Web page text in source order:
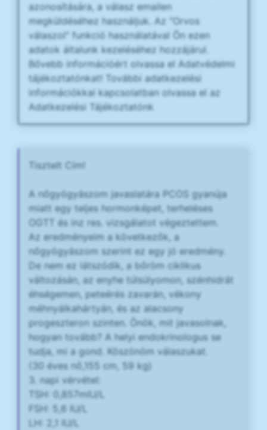
azonosítására, a válasz emailen
megküldéséhez használjuk. Az "Orvos
válaszol" funkció használatával Ön ezen
adatok általunk kezeléséhez hozzájárul.
Bővebb információért olvassa el Adatvédelmi
tájékoztatónkat! További adatkezelési
információkkal kapcsolatban olvassa el az
Adatkezelési Tájékoztatónk
Tisztelt Cím!
A nőgyógyászom javaslatára PCOS gyanúja
miatt egy teljes hormonképet, terheléses
OGTT és inz res. vizsgálatot végeztettem.
Az eredményeim a következők, a
nőgyógyászom szerint ez egy jó eredmény.
De nem ez látszódik, a bőröm ciklikus
változásán, az enyhe túlsúlyomon, szénhidrát
éhségemen, peteérés zavarán, vékony
méhnyálkahártyán, és az alacsony
progeszteron szinten. Önök, mit javasolnak,
hogyan tovább? A helyi endokrinologus se
tudja, mi a gond. Köszönöm válaszukat.
(30 éves nő,155 cm, 59 kg)
3. napi vérvétel:
TSH: 0,857mIU/L
FSH: 5,6 IU/L
LH: 2,1 IU/L